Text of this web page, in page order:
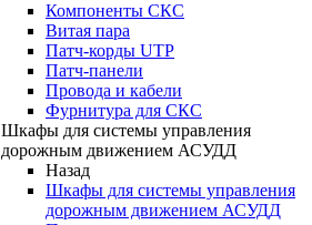
Компоненты СКС
Витая пара
Патч-корды UTP
Патч-панели
Провода и кабели
Фурнитура для СКС
Шкафы для системы управления
дорожным движением АСУДД
Назад
Шкафы для системы управления
дорожным движением АСУДД